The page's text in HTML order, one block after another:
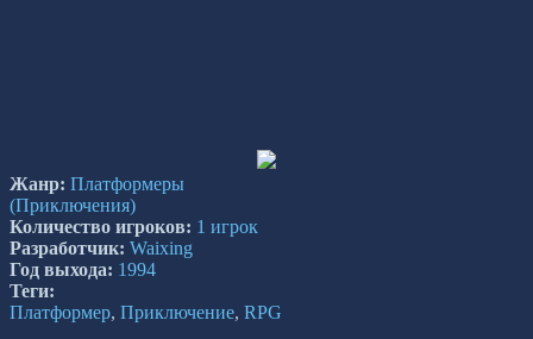
Жанр: Платформеры
(Приключения)
Количество игроков: 1 игрок
Разработчик: Waixing
Год выхода: 1994
Теги:
Платформер, Приключение, RPG